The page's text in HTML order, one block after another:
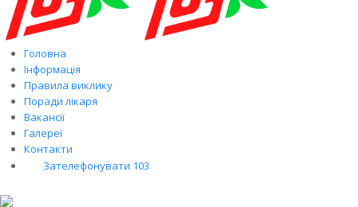
Головна
Інформація
Правила виклику
Поради лікаря
Вакансії
Галереї
Контакти
Зателефонувати 103